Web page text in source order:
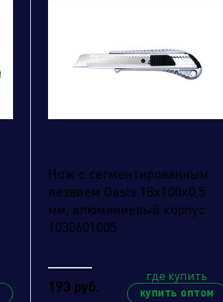
Нож с сегментированным
лезвием Oasis 18х100х0,5
мм, алюминиевый корпус
1030601005
193 руб.
где купить
купить оптом